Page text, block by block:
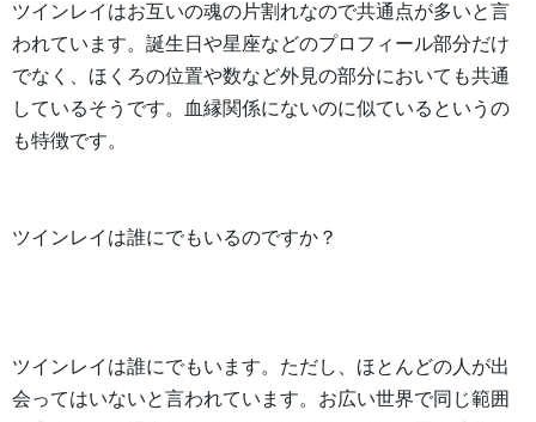
ツインレイはお互いの魂の片割れなので共通点が多いと言
われています。誕生日や星座などのプロフィール部分だけ
でなく、ほくろの位置や数など外見の部分においても共通
しているそうです。血縁関係にないのに似ているというの
も特徴です。
ツインレイは誰にでもいるのですか？
ツインレイは誰にでもいます。ただし、ほとんどの人が出
会ってはいないと言われています。お広い世界で同じ範囲